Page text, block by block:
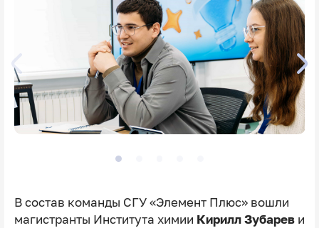
В состав команды СГУ «Элемент Плюс» вошли
магистранты Института химии Кирилл Зубареви